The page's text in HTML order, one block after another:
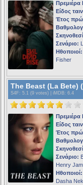
Είδος
Έτος
Σενάριο:
Ηθοποιοί:
Fisher
The Beast (La Bete)
S4F : 5.1 (9 votes) | iMDB: 6.4
Είδος
Έτος
Σενάριο:
Henry
Ηθοποιοί:
Dasha